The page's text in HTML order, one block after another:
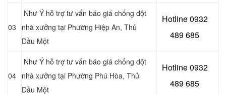
03
Như Ý hỗ trợ tư vấn báo giá chống dột
nhà xưởng tại Phường Hiệp An, Thủ
Dầu Một
Hotline 0932
489 685
04
Như Ý hỗ trợ tư vấn báo giá chống dột
nhà xưởng tại Phường Phú Hòa, Thủ
Dầu Một
Hotline 0932
489 685